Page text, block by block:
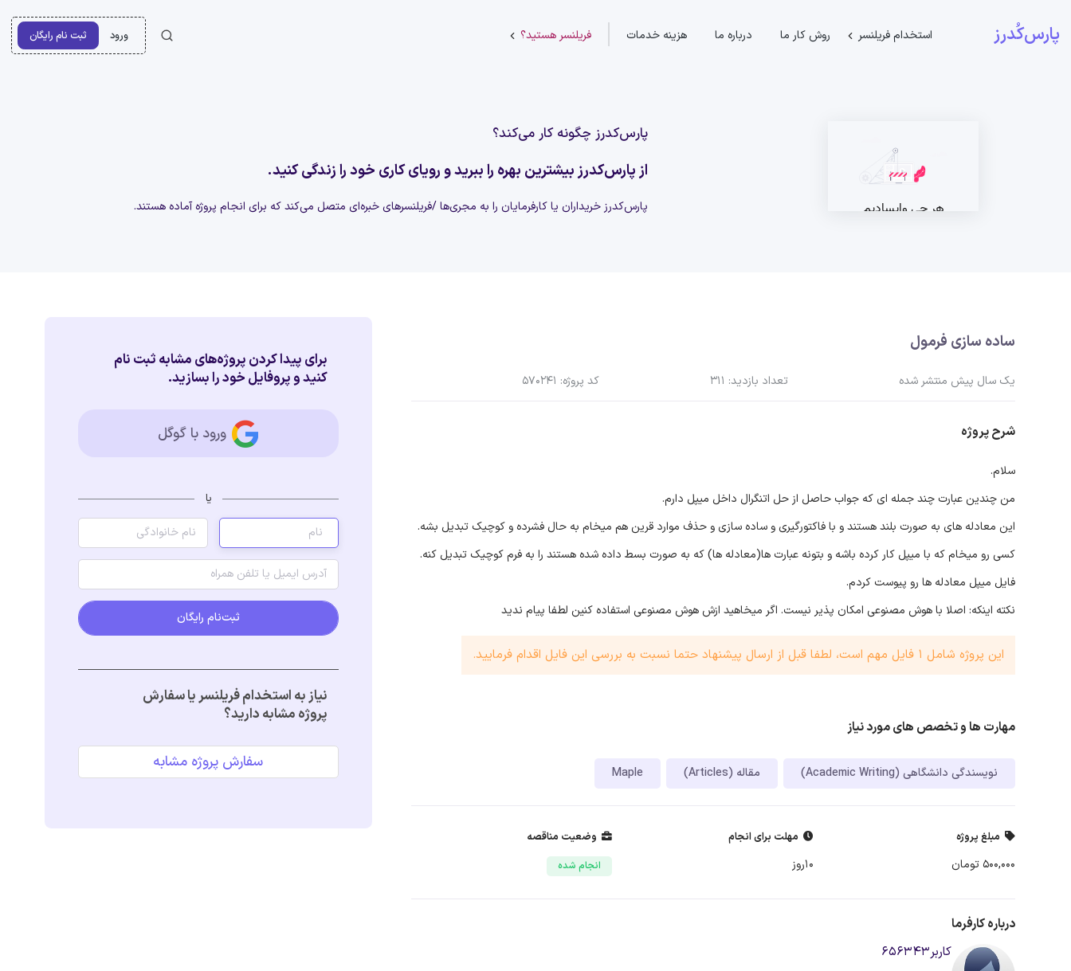
پارس‌کُدرز استخدام فریلنسر روش کار ما درباره ما هزینه خدمات فریلنسر هستید؟ ورود ثبت نام رایگان
پارس‌کدرز چگونه کار می‌کند؟
از پارس‌کدرز بیشترین بهره را ببرید و رویای کاری خود را زندگی کنید.
پارس‌کدرز خریداران یا کارفرمایان را به مجری‌ها /فریلنسرهای خبره‌ای متصل می‌کند که برای انجام پروژه آماده هستند.
ساده سازی فرمول
یک سال پیش منتشر شده تعداد بازدید: 311 کد پروژه: 570241
شرح پروژه
سلام.
من چندین عبارت چند جمله ای که جواب حاصل از حل اتنگرال داخل میپل دارم.
این معادله های به صورت بلند هستند و با فاکتورگیری و ساده سازی و حذف موارد قرین هم میخام به حال فشرده و کوچیک تبدیل بشه.
کسی رو میخام که با میپل کار کرده باشه و بتونه عبارت ها(معادله ها) که به صورت بسط داده شده هستند را به فرم کوچیک تبدیل کنه.
فایل میپل معادله ها رو پیوست کردم.
نکته اینکه: اصلا با هوش مصنوعی امکان پذیر نیست. اگر میخاهید ازش هوش مصنوعی استفاده کنین لطفا پیام ندید
این پروژه شامل 1 فایل مهم است، لطفا قبل از ارسال پیشنهاد حتما نسبت به بررسی این فایل اقدام فرمایید.
مهارت ها و تخصص های مورد نیاز
نویسندگی دانشگاهی (Academic Writing) مقاله (Articles) Maple
مبلغ پروژه
500,000 تومان
مهلت برای انجام
10روز
وضعیت مناقصه
انجام شده
درباره کارفرما
کاربر656343
برای پیدا کردن پروژه‌های مشابه ثبت نام
کنید و پروفایل خود را بسازید.
ورود با گوگل
یا
ثبت‌نام رایگان
نیاز به استخدام فریلنسر یا سفارش
پروژه مشابه دارید؟
سفارش پروژه مشابه